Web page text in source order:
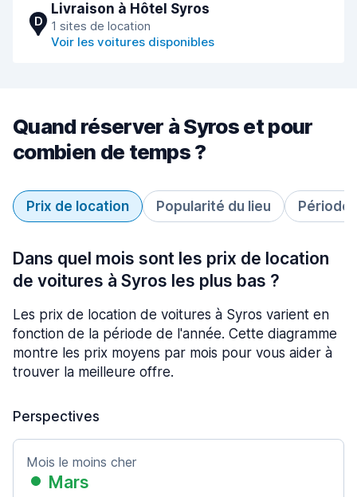
D
Livraison à Hôtel Syros
1 sites de location
Voir les voitures disponibles
Quand réserver à Syros et pour
combien de temps ?
Prix de location Popularité du lieu Période
Dans quel mois sont les prix de location
de voitures à Syros les plus bas ?
Les prix de location de voitures à Syros varient en
fonction de la période de l'année. Cette diagramme
montre les prix moyens par mois pour vous aider à
trouver la meilleure offre.
Perspectives
Mois le moins cher
Mars